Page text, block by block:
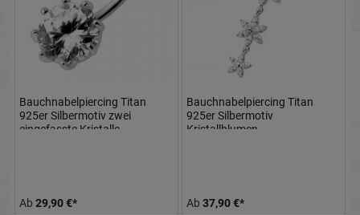
Bauchnabelpiercing Titan
925er Silbermotiv zwei
eingefasste Kristalle
Ab 29,90 €*
Bauchnabelpiercing Titan
925er Silbermotiv
Kristallblumen
Ab 37,90 €*